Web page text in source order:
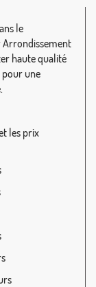
le
haute qualité
pour une
les prix